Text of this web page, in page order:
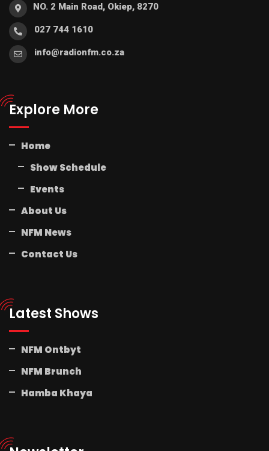
NO. 2 Main Road, Okiep, 8270
027 744 1610
info@radionfm.co.za
Explore More
Home
Show Schedule
Events
About Us
NFM News
Contact Us
Latest Shows
NFM Ontbyt
NFM Brunch
Hamba Khaya